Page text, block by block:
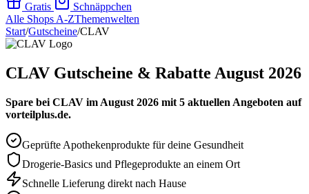
Gratis
Schnäppchen
Alle Shops A-ZThemenwelten
Start/Gutscheine/CLAV
CLAV Gutscheine & Rabatte August 2026
Spare bei CLAV im August 2026 mit 5 aktuellen Angeboten auf
vorteilplus.de.
Geprüfte Apothekenprodukte für deine Gesundheit
Drogerie-Basics und Pflegeprodukte an einem Ort
Schnelle Lieferung direkt nach Hause